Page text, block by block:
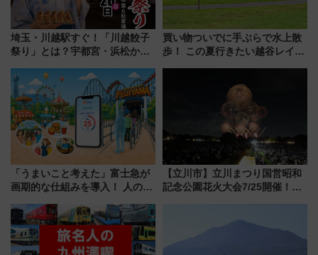
埼玉・川越駅すぐ！「川越餃子
祭り」とは？宇都宮・浜松から
を食べ比べ【7月25日・26日開
催】
買い物ついでに手ぶらで水上散
歩！ この夏行きたい越谷レイク
「うまいこと考えた」富士急が
画期的な仕組みを導入！ 人のか
ん」始動
【立川市】立川まつり国営昭和
記念公園花火大会7/25開催！